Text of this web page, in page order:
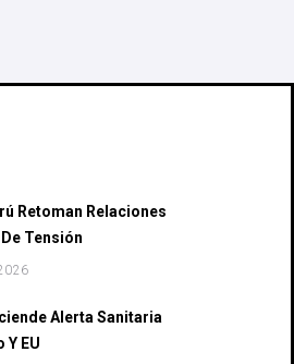
Retoman Relaciones
Tensión
Alerta Sanitaria
Y EU